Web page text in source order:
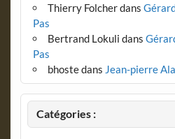
Thierry Folcherdans
Pas
Bertrand Lokuli dans
Pas
bhostedans Jean-pierre
Catégories :